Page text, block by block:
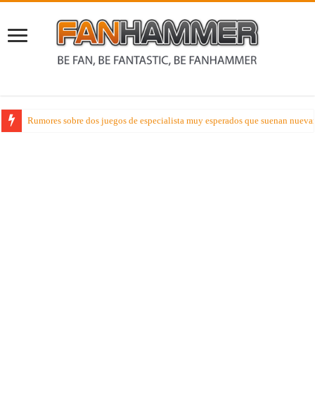
Rumores sobre dos juegos de especialista muy esperados que suenan